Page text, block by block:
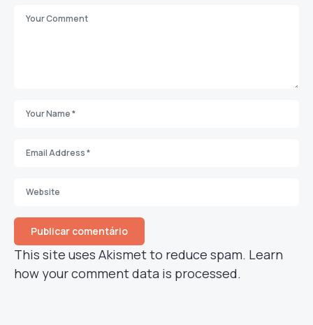
This site uses Akismet to reduce spam. Learn
how your comment data is processed.